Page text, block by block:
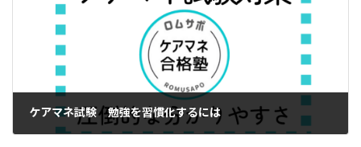
ケアマネ試験 勉強を習慣化するには
2025年3月18日